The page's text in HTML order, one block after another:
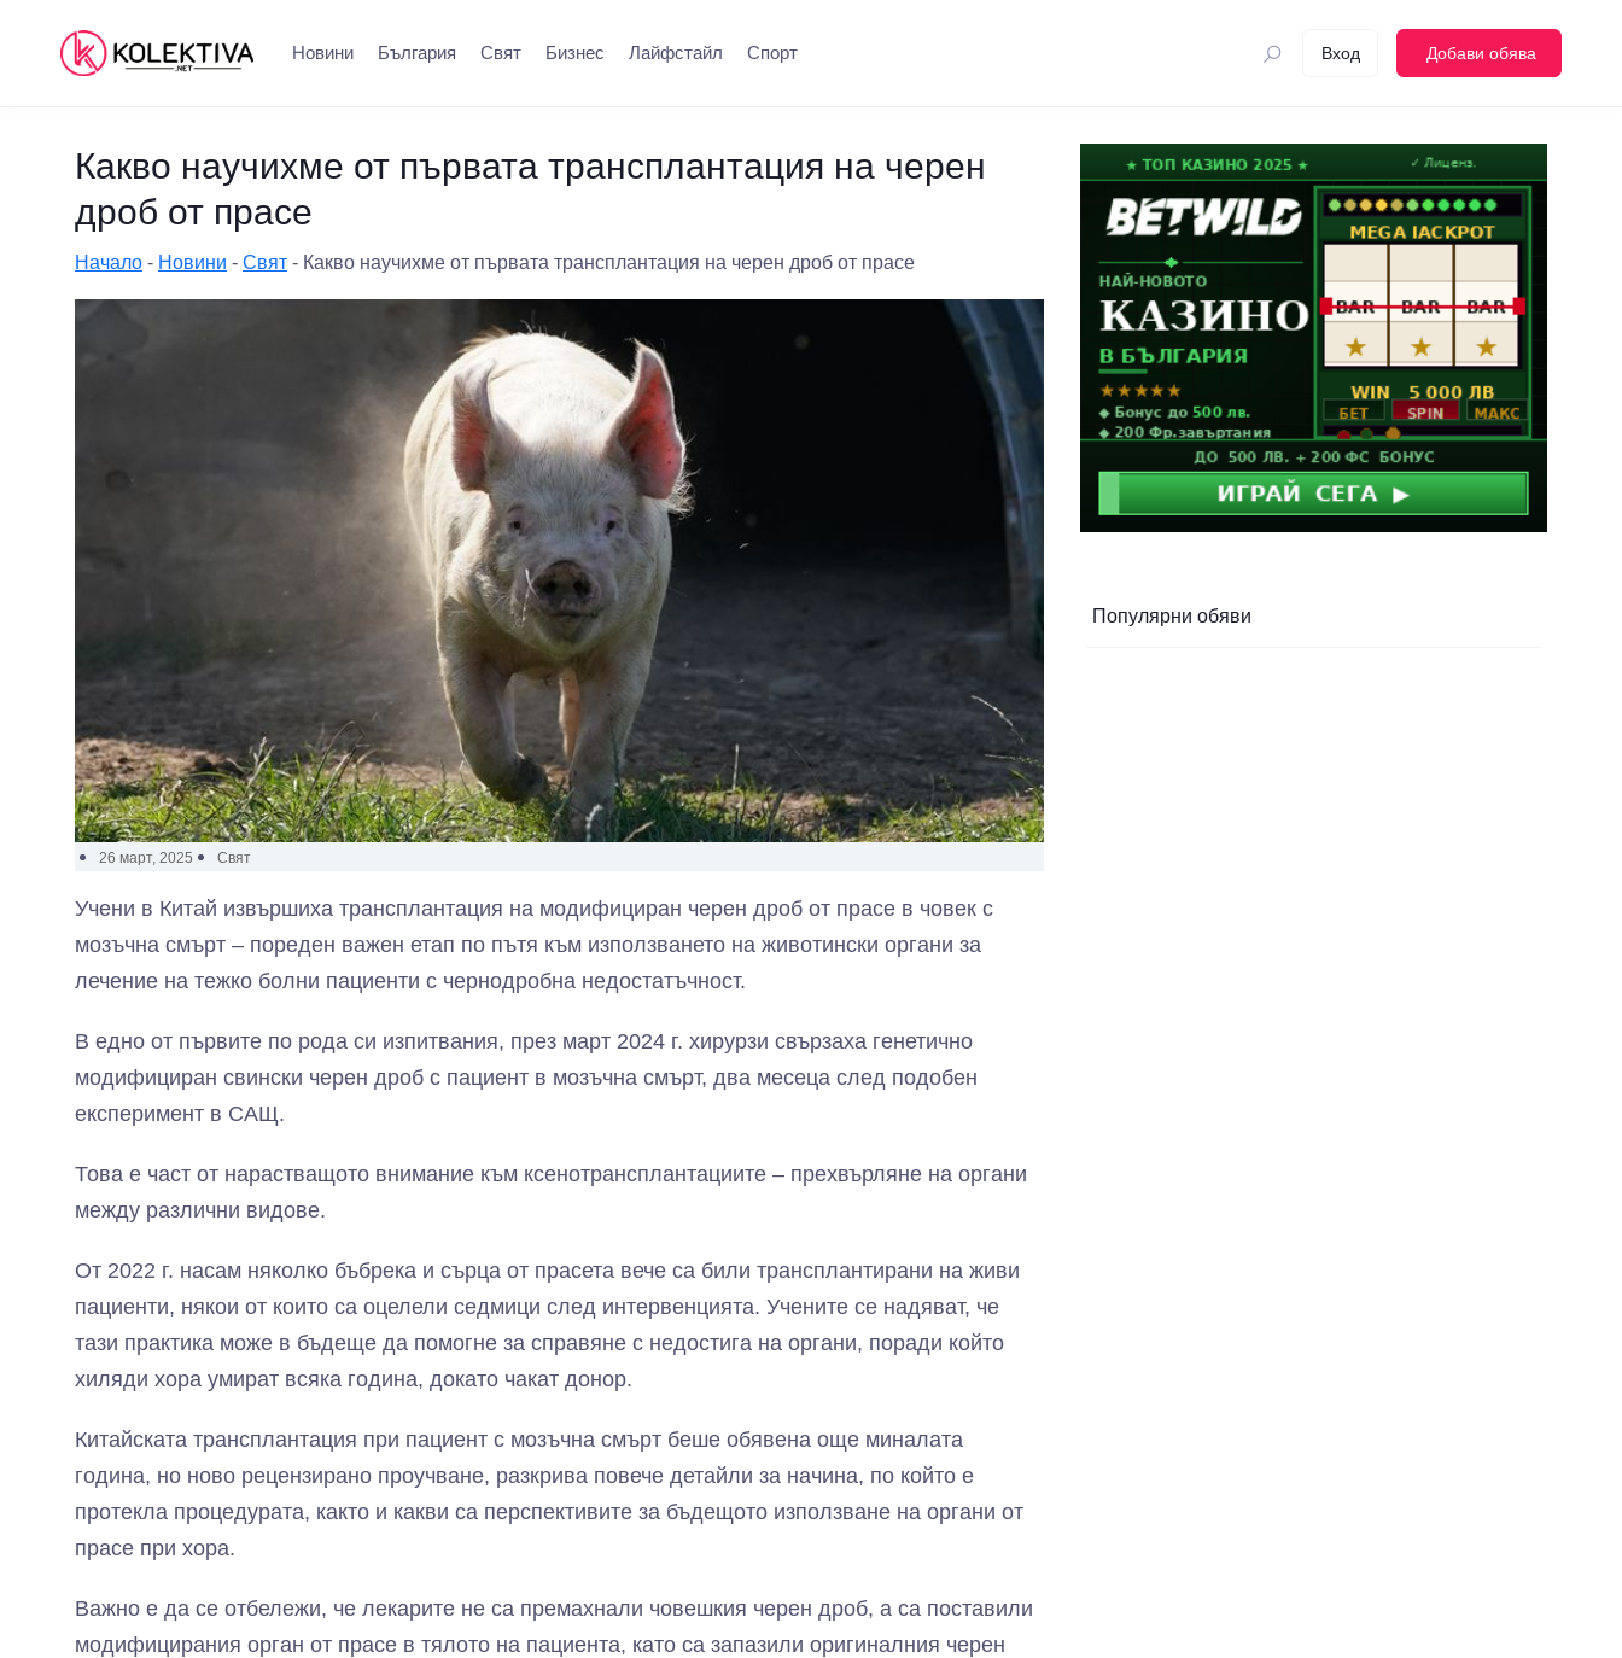
Новини България Свят Бизнес Лайфстайл Спорт Вход Добави обява
Какво научихме от първата трансплантация на черен
дроб от прасе
Начало - Новини - Свят - Какво научихме от първата трансплантация на черен дроб от прасе
26 март, 2025 Свят
Учени в Китай извършиха трансплантация на модифициран черен дроб от прасе в човек с
мозъчна смърт – пореден важен етап по пътя към използването на животински органи за
лечение на тежко болни пациенти с чернодробна недостатъчност.
В едно от първите по рода си изпитвания, през март 2024 г. хирурзи свързаха генетично
модифициран свински черен дроб с пациент в мозъчна смърт, два месеца след подобен
експеримент в САЩ.
Това е част от нарастващото внимание към ксенотрансплантациите – прехвърляне на органи
между различни видове.
От 2022 г. насам няколко бъбрека и сърца от прасета вече са били трансплантирани на живи
пациенти, някои от които са оцелели седмици след интервенцията. Учените се надяват, че
тази практика може в бъдеще да помогне за справяне с недостига на органи, поради който
хиляди хора умират всяка година, докато чакат донор.
Китайската трансплантация при пациент с мозъчна смърт беше обявена още миналата
година, но ново рецензирано проучване, разкрива повече детайли за начина, по който е
протекла процедурата, както и какви са перспективите за бъдещото използване на органи от
прасе при хора.
Важно е да се отбележи, че лекарите не са премахнали човешкия черен дроб, а са поставили
модифицирания орган от прасе в тялото на пациента, като са запазили оригиналния черен
Популярни обяви